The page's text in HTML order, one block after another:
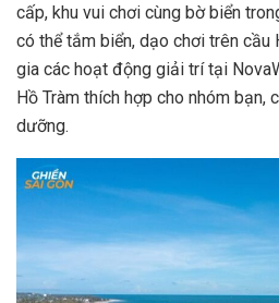
cấp, khu vui chơi cùng bờ biển
có thể tắm biển, dạo chơi trên
gia các hoạt động giải trí tại
Hồ Tràm thích hợp cho nhóm bạn,
dưỡng.